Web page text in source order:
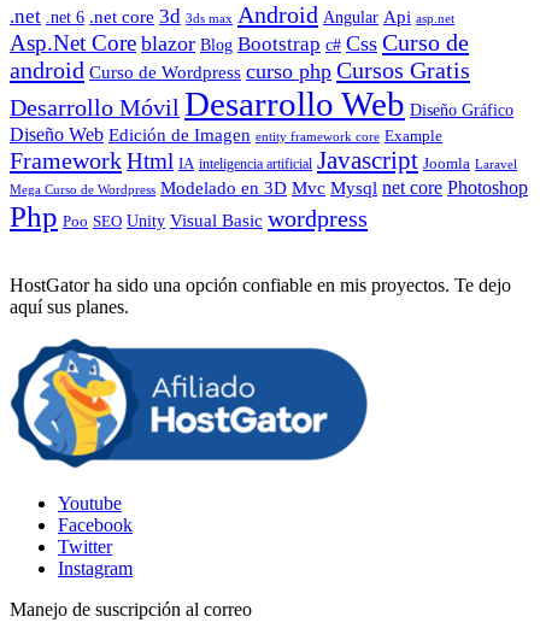
.net .net 6 .net core 3d 3ds max Android Angular Api asp.net
Asp.Net Core blazor Blog Bootstrap c# Css Curso de
android Curso de Wordpress curso php Cursos Gratis
Desarrollo Móvil Desarrollo Web Diseño Gráfico
Diseño Web Edición de Imagen entity framework core Example
FrameworkHtml IA inteligencia artificial Javascript Joomla Laravel
Mega Curso de Wordpress Modelado en 3D Mvc Mysql net core Photoshop
Php Poo SEO Unity Visual Basic wordpress
HostGator ha sido una opción confiable en mis proyectos. Te dejo
aquí sus planes.
Youtube
Facebook
Twitter
Instagram
Manejo de suscripción al correo